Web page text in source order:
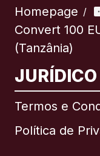
Homepage /
Convert 100
(Tanzânia)
JURÍDICO
Termos e
Política de